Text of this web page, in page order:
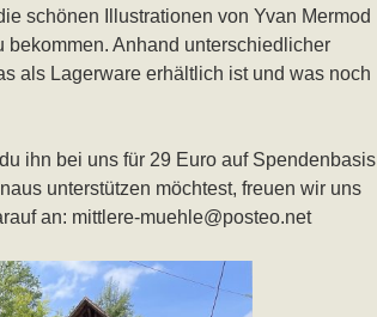
schönen Illustrationen von Yvan Mermod
bekommen. Anhand unterschiedlicher
als Lagerware erhältlich ist und was noch
ihn bei uns für 29 Euro auf Spendenbasis
unterstützen möchtest, freuen wir uns
an: mittlere-muehle@posteo.net